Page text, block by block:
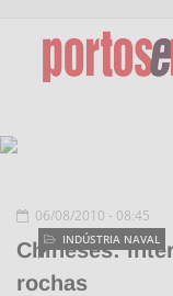
INDÚSTRIA NAVAL
06/08/2010 - 08:45
Chineses:
rochas